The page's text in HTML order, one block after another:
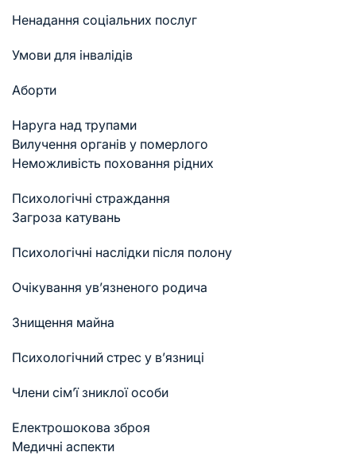
Ненадання соціальних послуг
Умови для інвалідів
Аборти
Наруга над трупами
Вилучення органів у померлого
Неможливість поховання рідних
Психологічні страждання
Загроза катувань
Психологічні наслідки після полону
Очікування ув’язненого родича
Знищення майна
Психологічний стрес у в’язниці
Члени сім’ї зниклої особи
Електрошокова зброя
Медичні аспекти